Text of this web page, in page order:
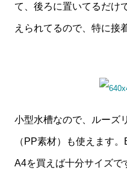
て、後ろに置いてるだけ
えられてるので、特に接
小型水槽なので、ルーズ
（PP素材）も使えます
A4を買えば十分サイズで